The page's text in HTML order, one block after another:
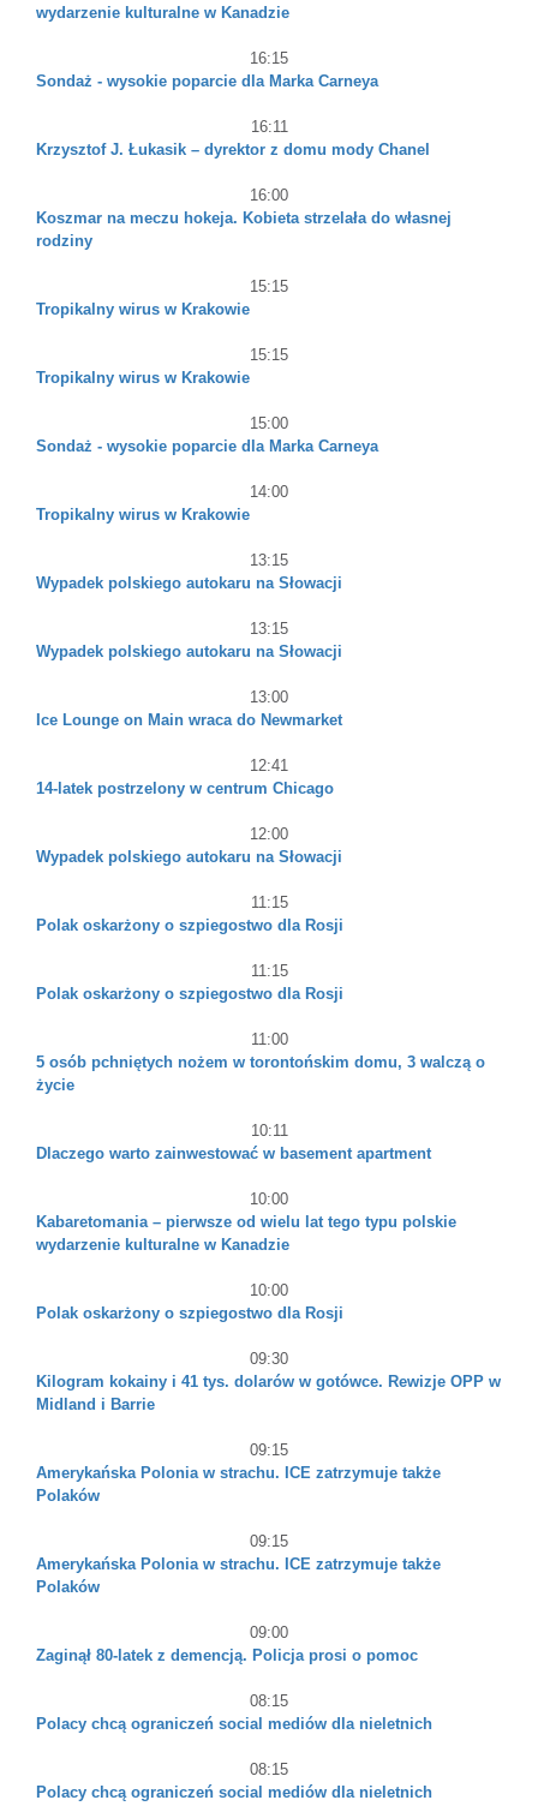
wydarzenie kulturalne w Kanadzie
16:15
Sondaż - wysokie poparcie dla Marka Carneya
16:11
Krzysztof J. Łukasik – dyrektor z domu mody Chanel
16:00
Koszmar na meczu hokeja. Kobieta strzelała do własnej
rodziny
15:15
Tropikalny wirus w Krakowie
15:15
Tropikalny wirus w Krakowie
15:00
Sondaż - wysokie poparcie dla Marka Carneya
14:00
Tropikalny wirus w Krakowie
13:15
Wypadek polskiego autokaru na Słowacji
13:15
Wypadek polskiego autokaru na Słowacji
13:00
Ice Lounge on Main wraca do Newmarket
12:41
14-latek postrzelony w centrum Chicago
12:00
Wypadek polskiego autokaru na Słowacji
11:15
Polak oskarżony o szpiegostwo dla Rosji
11:15
Polak oskarżony o szpiegostwo dla Rosji
11:00
5 osób pchniętych nożem w torontońskim domu, 3 walczą o
życie
10:11
Dlaczego warto zainwestować w basement apartment
10:00
Kabaretomania – pierwsze od wielu lat tego typu polskie
wydarzenie kulturalne w Kanadzie
10:00
Polak oskarżony o szpiegostwo dla Rosji
09:30
Kilogram kokainy i 41 tys. dolarów w gotówce. Rewizje OPP w
Midland i Barrie
09:15
Amerykańska Polonia w strachu. ICE zatrzymuje także
Polaków
09:15
Amerykańska Polonia w strachu. ICE zatrzymuje także
Polaków
09:00
Zaginął 80-latek z demencją. Policja prosi o pomoc
08:15
Polacy chcą ograniczeń social mediów dla nieletnich
08:15
Polacy chcą ograniczeń social mediów dla nieletnich